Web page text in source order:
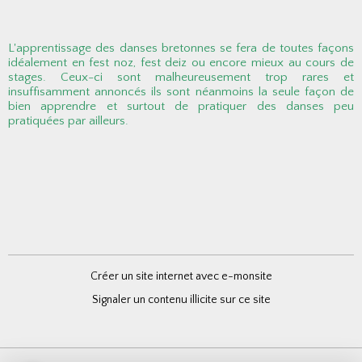
L'apprentissage des danses bretonnes se fera de toutes façons
idéalement en fest noz, fest deiz ou encore mieux au cours de
stages. Ceux-ci sont malheureusement trop rares et
insuffisamment annoncés ils sont néanmoins la seule façon de
bien apprendre et surtout de pratiquer des danses peu
pratiquées par ailleurs.
Créer un site internet avec e-monsite
Signaler un contenu illicite sur ce site